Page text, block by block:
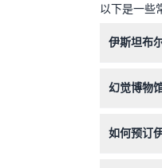
以下是一些
伊斯坦布
幻觉博物
如何预订